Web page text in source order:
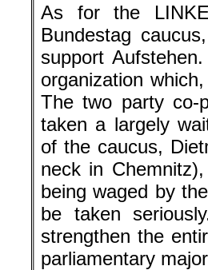
As for the
Bundestag
support
organization
The two party co-
taken a largely
of the caucus,
neck in
being waged by
be taken
strengthen the
parliamentary